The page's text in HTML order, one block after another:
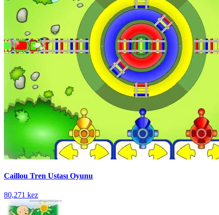
Caillou Tren Ustası Oyunu
80,271 kez